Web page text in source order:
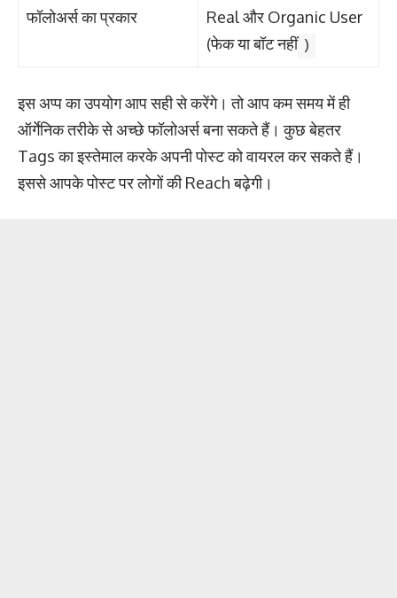
फॉलोअर्स का प्रकार
Real और Organic User
(फेक या बॉट नहीं )
इस अप्प का उपयोग आप सही से करेंगे। तो आप कम समय में ही
ऑर्गेनिक तरीके से अच्छे फॉलोअर्स बना सकते हैं। कुछ बेहतर
Tags का इस्तेमाल करके अपनी पोस्ट को वायरल कर सकते हैं।
इससे आपके पोस्ट पर लोगों की Reach बढ़ेगी।